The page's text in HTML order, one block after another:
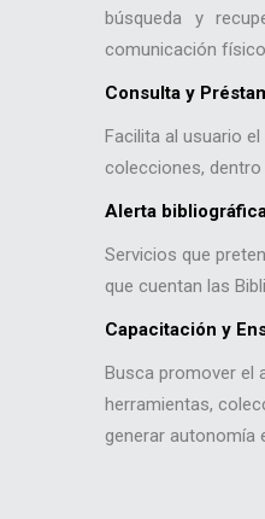
búsqueda y
comunicación
Consulta y
Facilita al usuario
colecciones,
Alerta
Servicios que
que cuentan las
Capacitación y
Busca promover el
herramientas,
generar autonomía